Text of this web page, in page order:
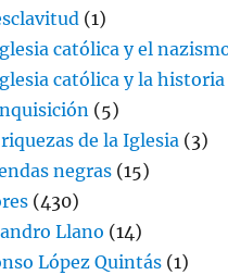
(1)
católica y el
católica y la historia
(5)
de la Iglesia (3)
negras (15)
(430)
Llano (14)
López Quintás (1)